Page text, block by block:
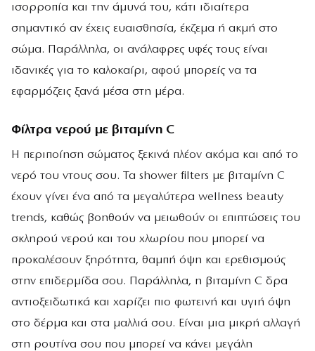
ισορροπία και την άμυνά του, κάτι ιδιαίτερα
σημαντικό αν έχεις ευαισθησία, έκζεμα ή ακμή στο
σώμα. Παράλληλα, οι ανάλαφρες υφές τους είναι
ιδανικές για το καλοκαίρι, αφού μπορείς να τα
εφαρμόζεις ξανά μέσα στη μέρα.
Φίλτρα νερού με βιταμίνη C
Η περιποίηση σώματος ξεκινά πλέον ακόμα και από το
νερό του ντους σου. Τα shower filters με βιταμίνη C
έχουν γίνει ένα από τα μεγαλύτερα wellness beauty
trends, καθώς βοηθούν να μειωθούν οι επιπτώσεις του
σκληρού νερού και του χλωρίου που μπορεί να
προκαλέσουν ξηρότητα, θαμπή όψη και ερεθισμούς
στην επιδερμίδα σου. Παράλληλα, η βιταμίνη C δρα
αντιοξειδωτικά και χαρίζει πιο φωτεινή και υγιή όψη
στο δέρμα και στα μαλλιά σου. Είναι μια μικρή αλλαγή
στη ρουτίνα σου που μπορεί να κάνει μεγάλη